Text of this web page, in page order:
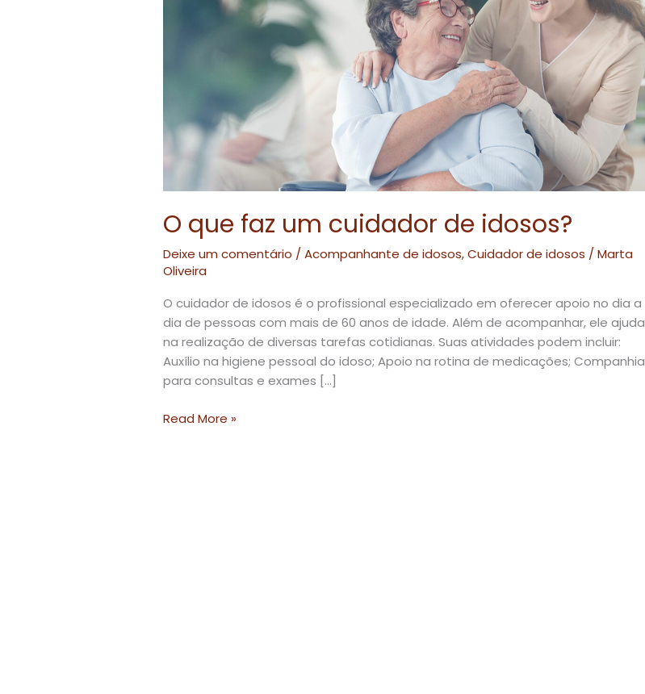
O que faz um cuidador de idosos?
Deixe um comentário /Acompanhante de idosos,Cuidador de idosos /Marta
Oliveira
O cuidador de idosos é o profissional especializado em oferecer apoio no dia a
dia de pessoas com mais de 60 anos de idade. Além de acompanhar, ele ajuda
na realização de diversas tarefas cotidianas. Suas atividades podem incluir:
Auxílio na higiene pessoal do idoso; Apoio na rotina de medicações; Companhia
para consultas e exames […]
Read More »